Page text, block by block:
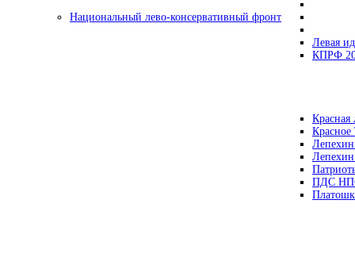
Национальный лево-консервативный фронт
Левая
КПРФ
Красная
ПДС